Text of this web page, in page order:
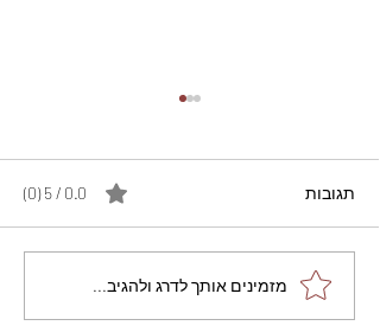
מתכון מנצח עוגת מייפל
שוקולד בחושה וקלה - זיוה
תגובות 0.0 / 5 ‏(0)
מזמינים אותך לדרג ולהגיב...